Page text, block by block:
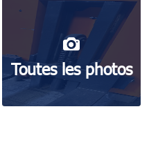
Toutes les photos